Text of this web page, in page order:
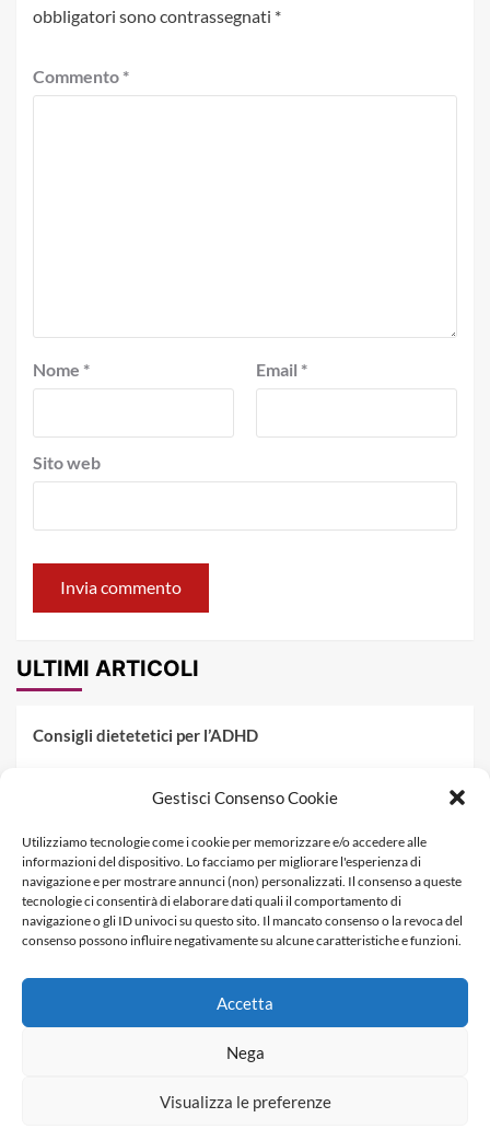
Gestisci Consenso Cookie
Utilizziamo tecnologie come i cookie per memorizzare e/o accedere alle
informazioni del dispositivo. Lo facciamo per migliorare l'esperienza di
navigazione e per mostrare annunci (non) personalizzati. Il consenso a queste
tecnologie ci consentirà di elaborare dati quali il comportamento di
navigazione o gli ID univoci su questo sito. Il mancato consenso o la revoca del
consenso possono influire negativamente su alcune caratteristiche e funzioni.
Accetta
Nega
Visualizza le preferenze
obbligatori sono contrassegnati *
Commento *
Nome * Email *
Sito web
ULTIMI ARTICOLI
Consigli dietetetici per l’ADHD
Fenilchetonuria
Dieta militare: come funziona, opinioni e schema tipo per
dimagrire in 3 giorni
Informativa Privacy
Copyright © Dietagratis.com è un sito di proprietà di